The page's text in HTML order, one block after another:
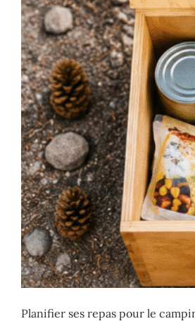
Planifier ses repas pour le